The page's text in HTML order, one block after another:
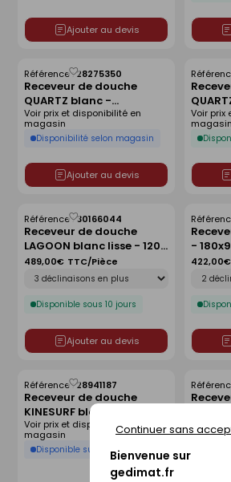
Bienvenue sur
gedimat.fr
Continuer sans
Ajouter au devis
Receveur de douche
QUARTZ blanc -
160x90cm
Référence :28275350
Disponibilité selon magasin
Voir prix et disponibilité en
magasin
Ajouter au devis
Enregistrer
comme
liste
Voir prix
magasin
Receveur de douche
LAGOON blanc lisse - 120 x
90 cm
Référence :30166044
Disponible sous 10 jours
489,00€ TTC/Pièce
Ajouter au devis
Enregistrer
comme
liste
-
422,00€
Receveur de douche
KINESURF blanc -
80x80cm
Référence :28941187
Disponible sur commande
Voir prix et disponibilité en
magasin
Enregistrer
comme
liste
489,00€